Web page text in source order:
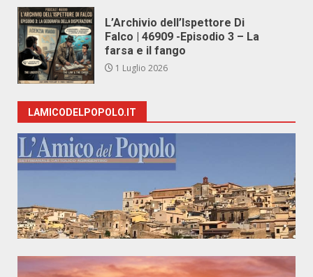
L’Archivio dell’Ispettore Di
Falco | 46909 -Episodio 3 – La
farsa e il fango
1 Luglio 2026
LAMICODELPOPOLO.IT